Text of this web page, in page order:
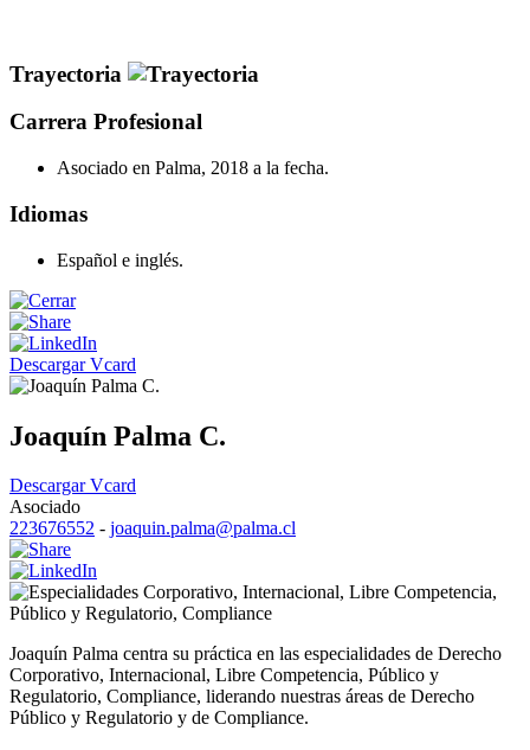
Trayectoria
Carrera Profesional
Asociado en Palma, 2018 a la fecha.
Idiomas
Español e inglés.
Descargar Vcard
Joaquín Palma C.
Descargar Vcard
Asociado
223676552 - joaquin.palma@palma.cl
Corporativo, Internacional, Libre Competencia,
Público y Regulatorio, Compliance
Joaquín Palma centra su práctica en las especialidades de Derecho
Corporativo, Internacional, Libre Competencia, Público y
Regulatorio, Compliance, liderando nuestras áreas de Derecho
Público y Regulatorio y de Compliance.